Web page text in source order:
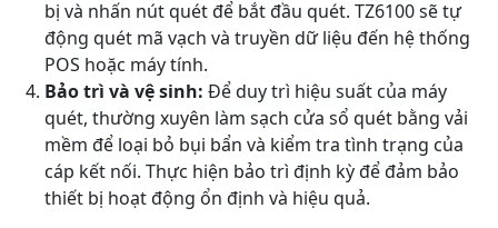
bị và nhấn nút quét để bắt đầu quét. TZ6100 sẽ tự
động quét mã vạch và truyền dữ liệu đến hệ thống
POS hoặc máy tính.
Bảo trì và vệ sinh: Để duy trì hiệu suất của máy
quét, thường xuyên làm sạch cửa sổ quét bằng vải
mềm để loại bỏ bụi bẩn và kiểm tra tình trạng của
cáp kết nối. Thực hiện bảo trì định kỳ để đảm bảo
thiết bị hoạt động ổn định và hiệu quả.